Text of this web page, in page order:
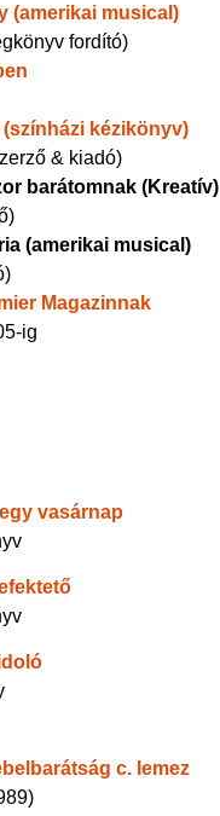
(amerikai musical)
fordító)
(színházi kézikönyv)
& kiadó)
barátomnak (Kreatív)
(amerikai musical)
Magazinnak
ig
vasárnap
c. lemez